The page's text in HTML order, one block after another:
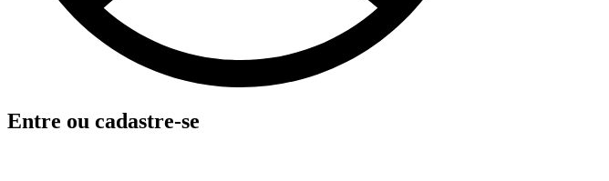
Entre ou cadastre-se